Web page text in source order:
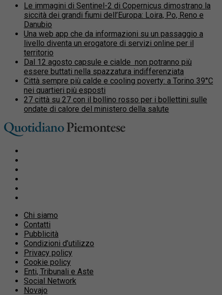
Le immagini di Sentinel-2 di Copernicus dimostrano la
siccità dei grandi fiumi dell’Europa: Loira, Po, Reno e
Danubio
Una web app che da informazioni su un passaggio a
livello diventa un erogatore di servizi online per il
territorio
Dal 12 agosto capsule e cialde non potranno più
essere buttati nella spazzatura indifferenziata
Città sempre più calde e cooling poverty: a Torino 39°C
nei quartieri più esposti
27 città su 27 con il bollino rosso per i bollettini sulle
ondate di calore del ministero della salute
Chi siamo
Contatti
Pubblicità
Condizioni d’utilizzo
Privacy policy
Cookie policy
Enti, Tribunali e Aste
Social Network
Novajo